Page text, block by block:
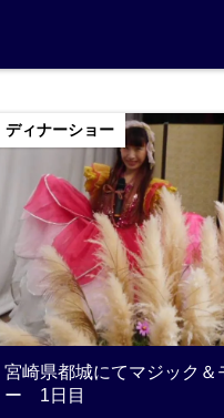
ディナーショー
宮崎県都城にてマジック＆
ー 1日目